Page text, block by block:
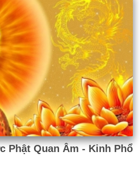
Phật Quan Âm - Kinh Phổ